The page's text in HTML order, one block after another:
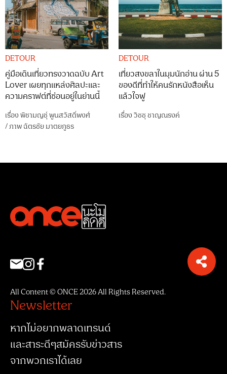
DETOUR
คู่มือเดินเที่ยวทรงวาดฉบับ Art
Lover เผยทุกแหล่งศิลปะและ
ความคราฟต์ที่ซ่อนอยู่ในย่านนี้
เรื่องพิชามญชุ์ พูนสวัสดิ์พงศ์
/ภาพฉัตรชัย มาตยภูธร
DETOUR
เที่ยวสงขลาในมุมนักอ่าน ผ่าน 5
ของดีที่ทำให้คนรักหนังสือเห็น
แล้วใจฟู
เรื่องวิชชุ ชาญณรงค์
All Content © ONCE 2026 All Rights Reserved.
Newsletter
หากไม่อยากพลาดเทรนด์
และสาระดีๆสมัครรับข่าวสาร
จากพวกเราได้เลย